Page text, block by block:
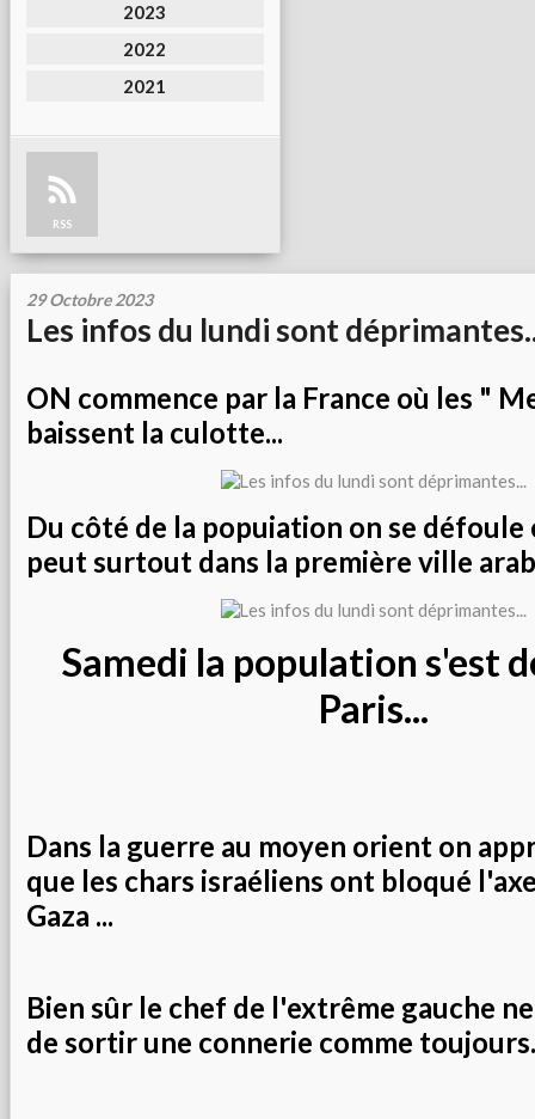
2023
2022
2021
RSS
29 Octobre 2023
Les infos du lundi sont
ON commence par la France où les "
baissent la culotte...
Du côté de la popuiation on se défoule
peut surtout dans la première ville
Samedi la population s'est
Paris...
Dans la guerre au moyen orient on
que les chars israéliens ont bloqué
Gaza ...
Bien sûr le chef de l'extrême gauche
de sortir une connerie comme